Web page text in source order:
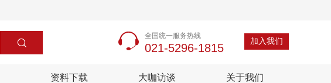
 加入我们
全国统一服务热线
021-5296-1815
资料下载 大咖访谈 关于我们